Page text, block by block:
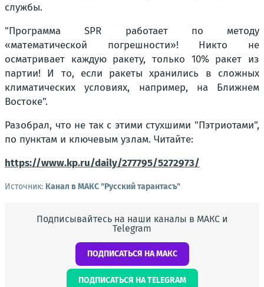
службы.
"Программа SPR работает по методу
«математической погрешности»! Никто не
осматривает каждую ракету, только 10% ракет из
партии! И то, если ракеты хранились в сложных
климатических условиях, например, на Ближнем
Востоке".
Разобрал, что не так с этими стухшими "Пэтриотами",
по пунктам и ключевым узлам. Читайте:
https://www.kp.ru/daily/277795/5272973/
Источник: Канал в МАКС "Русский тарантасъ"
Подписывайтесь на наши каналы в МАКС и
Telegram
ПОДПИСАТЬСЯ НА МАКС
ПОДПИСАТЬСЯ НА TELEGRAM